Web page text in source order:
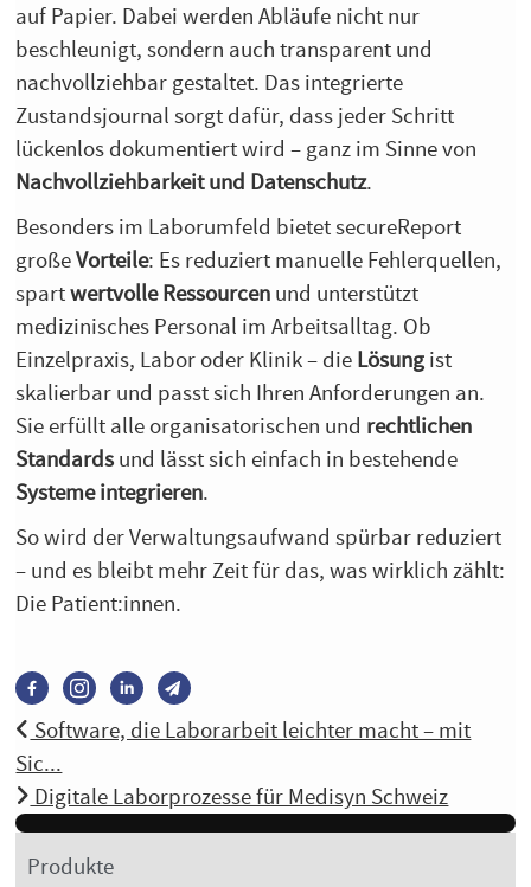
auf Papier. Dabei werden Abläufe nicht nur
beschleunigt, sondern auch transparent und
nachvollziehbar gestaltet. Das integrierte
Zustandsjournal sorgt dafür, dass jeder Schritt
lückenlos dokumentiert wird – ganz im Sinne von
Nachvollziehbarkeit und Datenschutz.
Besonders im Laborumfeld bietet secureReport
großeVorteile: Es reduziert manuelle Fehlerquellen,
spartwertvolle Ressourcen und unterstützt
medizinisches Personal im Arbeitsalltag. Ob
Einzelpraxis, Labor oder Klinik – die Lösung ist
skalierbar und passt sich Ihren Anforderungen an.
Sie erfüllt alle organisatorischen und rechtlichen
Standards und lässt sich einfach in bestehende
Systeme integrieren.
So wird der Verwaltungsaufwand spürbar reduziert
– und es bleibt mehr Zeit für das, was wirklich zählt:
Die Patient:innen.
Software, die Laborarbeit leichter macht – mit
Sic...
Digitale Laborprozesse für Medisyn Schweiz
Produkte